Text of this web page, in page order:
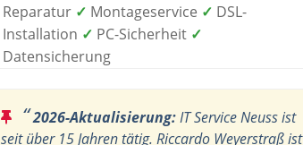
Reparatur ✓ Montageservice ✓ DSL-
Installation ✓ PC-Sicherheit ✓
Datensicherung
“2026-Aktualisierung:IT Service Neuss ist
seit über 15 Jahren tätig. Riccardo Weyerstraß ist